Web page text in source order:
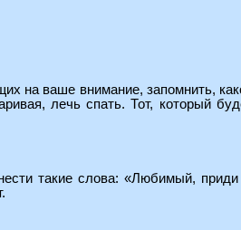
на ваше внимание, запомнить,
лечь спать. Тот, который
такие слова: «Любимый,